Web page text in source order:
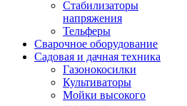
Стабилизаторы
напряжения
Тельферы
Сварочное оборудование
Садовая и дачная техника
Газонокосилки
Культиваторы
Мойки высокого